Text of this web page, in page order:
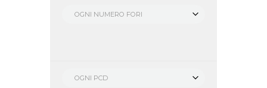
OGNI NUMERO FORI
OGNI PCD